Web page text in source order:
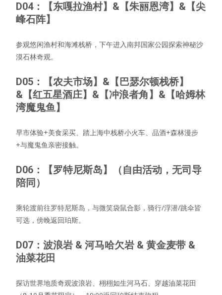
D04：【东嘎拉渔村】&【朱丽恩湾】&【尖
峰石阵】
参观悠闲渔村和海滩栈桥，下午进入南邦国家公园探索神秘沙
漠石林奇观。
D05：【农夫市场】&【巴瑟尔顿栈桥】
&【红五星酒庄】&【冲浪者角】&【哈姆林
湾魔鬼鱼】
早市体验+美食采买、踏上海中栈桥小火车、品酒+森林漫步
+与魔鬼鱼亲密接触。
D06：【罗特尼斯岛】（自由活动，无司导
陪同）
乘轮渡前往罗特尼斯岛，与微笑袋鼠合影，骑行/浮潜/跳伞皆
可选，傍晚返回珀斯。
D07：波浪岩 & 河马哈欠岩 & 黄金麦带 &
油菜花田
探访世界地质奇观波浪岩、栩栩如生河马石、穿越油菜花田